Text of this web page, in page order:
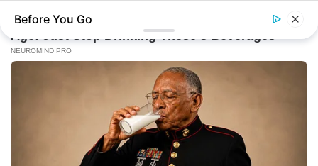
Bear Approaches Cat: What Happens Next Is Pure Magic
Before You Go